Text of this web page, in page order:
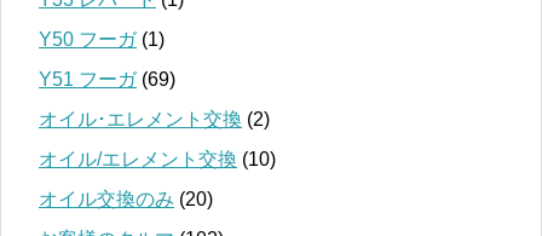
Y50 フーガ(1)
Y51 フーガ(69)
オイル･エレメント交換 (2)
オイル/エレメント交換 (10)
オイル交換のみ (20)